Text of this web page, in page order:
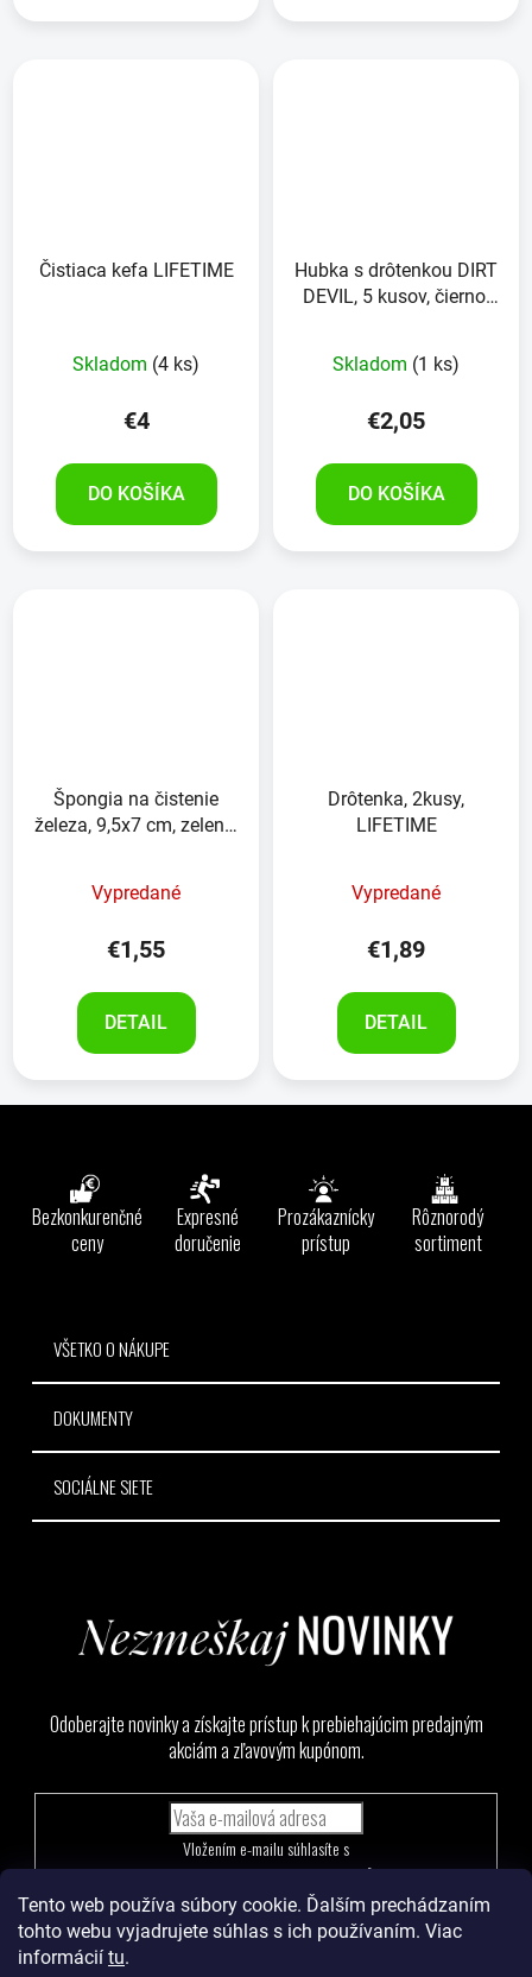
Tento web používa súbory cookie. Ďalším prechádzaním
tohto webu vyjadrujete súhlas s ich používaním. Viac
informácií tu.
Čistiaca kefa LIFETIME
Skladom (4 ks)
€4
DO KOŠÍKA
Hubka s drôtenkou DIRT
DEVIL, 5 kusov, čierno-
Skladom (1 ks)
€2,05
DO KOŠÍKA
Špongia na čistenie
železa, 9,5x7 cm, zelená,
Vypredané
€1,55
DETAIL
Drôtenka, 2kusy,
LIFETIME
Vypredané
€1,89
DETAIL
Bezkonkurenčné
ceny
Expresné
doručenie
Prozákaznícky
prístup
Rôznorodý
sortiment
VŠETKO O NÁKUPE
DOKUMENTY
SOCIÁLNE SIETE
Odoberajte novinky a získajte prístup k prebiehajúcim predajným
akciám a zľavovým kupónom.
podmienkami ochrany osobných údajov
PRIHLÁSIŤ